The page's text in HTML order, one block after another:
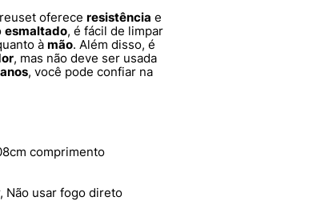
oferece resistência e
esmaltado, é fácil de limpar
à mão. Além disso, é
, mas não deve ser usada
, você pode confiar na
comprimento
Não usar fogo direto